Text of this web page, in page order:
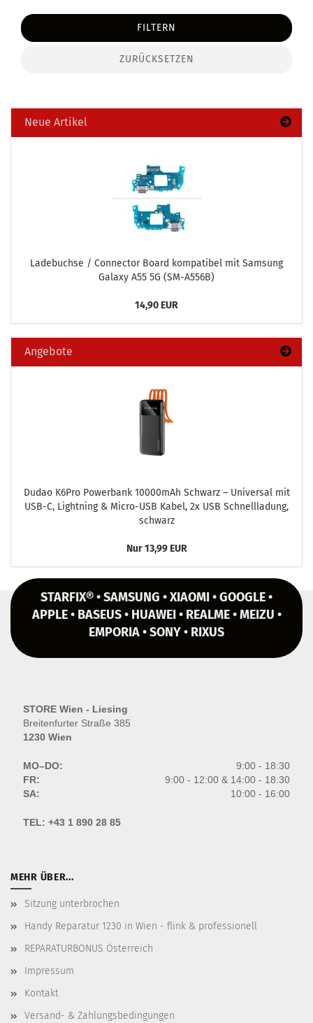
FILTERN
ZURÜCKSETZEN
Neue Artikel
La­de­buch­se / Con­nec­tor Board kom­pa­ti­bel mit Sam­sung
Ga­la­xy A55 5G (SM-​A556B)
14,90 EUR
Angebote
Dudao K6Pro Power­bank 10000mAh Schwarz – Uni­ver­sal mit
USB-C, Light­ning & Micro-​USB Kabel, 2x USB Schnell­la­dung,
schwarz
Nur 13,99 EUR
STARFIX® • SAMSUNG • XIAOMI • GOOGLE •
APPLE • BASEUS • HUAWEI • REALME • MEIZU •
EMPORIA • SONY • RIXUS
STORE Wien - Liesing
Breitenfurter Straße 385
1230 Wien
MO–DO:
9:00 - 18:30
FR:
9:00 - 12:00 & 14:00 - 18:30
SA:
10:00 - 16:00
TEL: +43 1 890 28 85
MEHR ÜBER...
Sitzung unterbrochen
Handy Reparatur 1230 in Wien - flink & professionell
REPARATURBONUS Österreich
Impressum
Kontakt
Versand- & Zahlungsbedingungen